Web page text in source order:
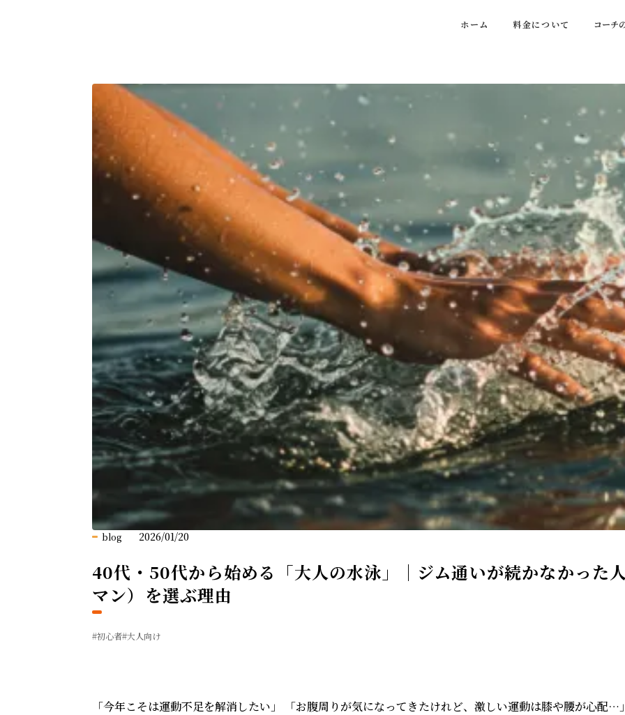
ホーム 料金について コーチ
blog 2026/01/20
40代・50代から始める「大人の水泳」｜ジム通いが続かなかった
マン）を選ぶ理由
#初心者#大人向け
「今年こそは運動不足を解消したい」 「お腹周りが気になってきたけれど、激しい運動は膝や腰が心配…」